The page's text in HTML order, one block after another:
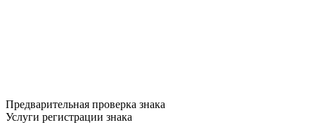
Предварительная проверка знака
Услуги регистрации знака